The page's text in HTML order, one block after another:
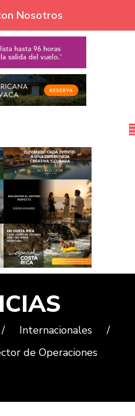
Nosotros
/ Internacionales
/
de Operaciones